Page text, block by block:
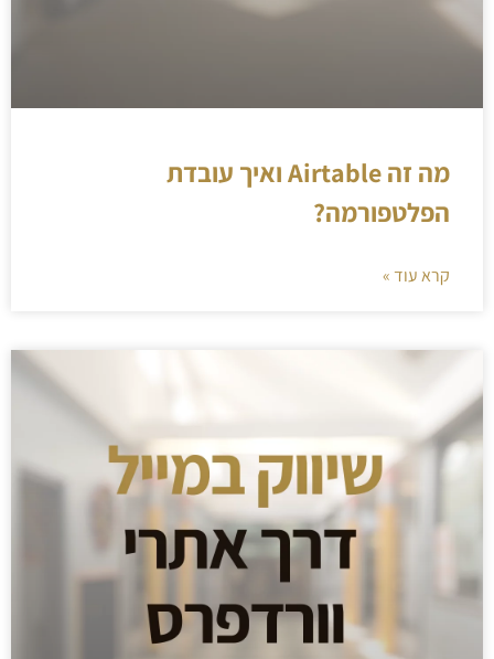
מה זה Airtable ואיך עובדת
הפלטפורמה?
קרא עוד »